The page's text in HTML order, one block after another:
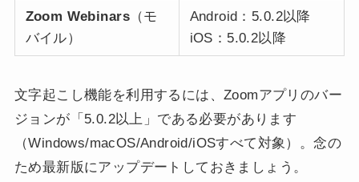
Zoom Webinars（モ
バイル）
Android：5.0.2以降
iOS：5.0.2以降
文字起こし機能を利用するには、Zoomアプリのバー
ジョンが「5.0.2以上」である必要があります
（Windows/macOS/Android/iOSすべて対象）。念の
ため最新版にアップデートしておきましょう。